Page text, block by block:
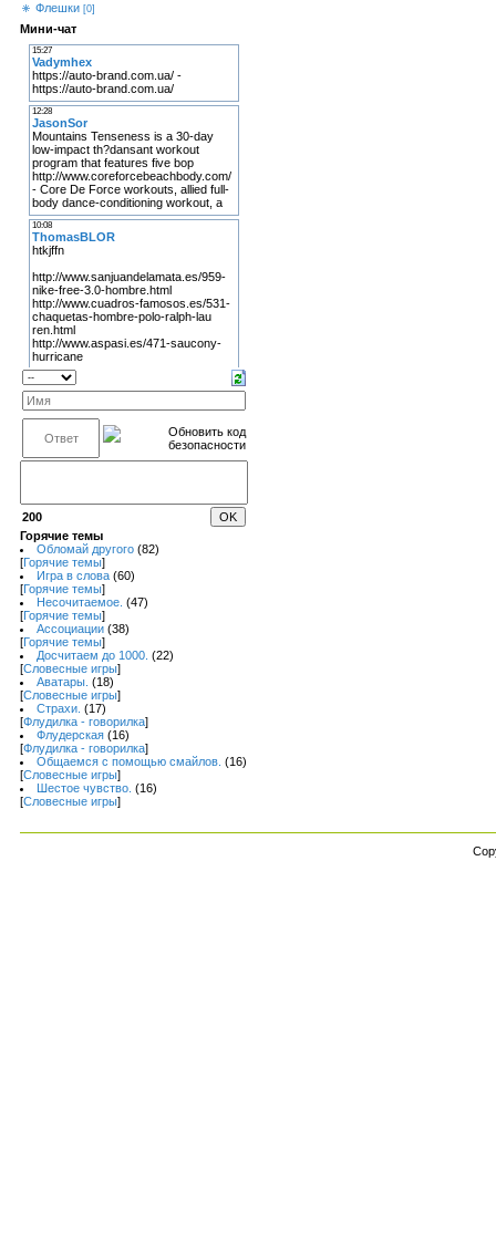
Флешки [0]
Мини-чат
200
Горячие темы
Обломай другого (82)
[Горячие темы]
Игра в слова (60)
[Горячие темы]
Несочитаемое. (47)
[Горячие темы]
Ассоциации (38)
[Горячие темы]
Досчитаем до 1000. (22)
[Словесные игры]
Аватары. (18)
[Словесные игры]
Страхи. (17)
[Флудилка - говорилка]
Флудерская (16)
[Флудилка - говорилка]
Общаемся с помощью смайлов. (16)
[Словесные игры]
Шестое чувство. (16)
[Словесные игры]